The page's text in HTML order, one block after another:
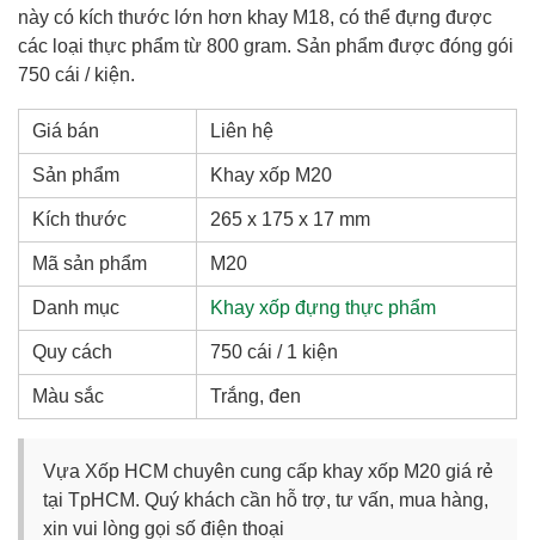
này có kích thước lớn hơn khay M18, có thể đựng được
các loại thực phẩm từ 800 gram. Sản phẩm được đóng gói
750 cái / kiện.
Giá bán Liên hệ
Sản phẩm Khay xốp M20
Kích thước 265 x 175 x 17 mm
Mã sản phẩm M20
Danh mục Khay xốp đựng thực phẩm
Quy cách 750 cái / 1 kiện
Màu sắc Trắng, đen
Vựa Xốp HCM chuyên cung cấp khay xốp M20 giá rẻ
tại TpHCM. Quý khách cần hỗ trợ, tư vấn, mua hàng,
xin vui lòng gọi số điện thoại